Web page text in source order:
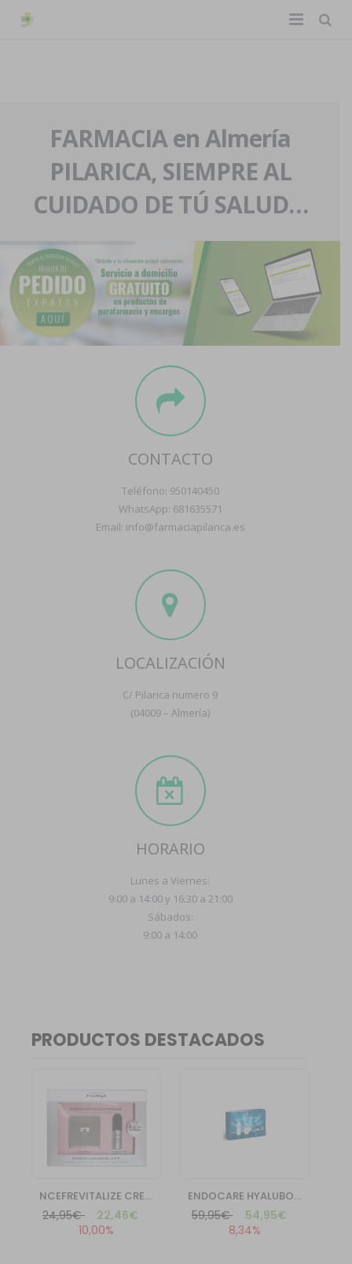
La farmacia
Nuestra historia
Nuestro equipo
Eventos
Servicios y reservas
Pedidos express
Blog
Contacto
Boletín
FARMACIA en Almería
PILARICA, SIEMPRE AL
CUIDADO DE TÚ SALUD…
CONTACTO
Teléfono: 950140450
WhatsApp: 681635571
Email: info@farmaciapilarica.es
LOCALIZACIÓN
C/ Pilarica numero 9
(04009 – Almería)
HORARIO
Lunes a Viernes:
9:00 a 14:00 y 16:30 a 21:00
Sábados:
9:00 a 14:00